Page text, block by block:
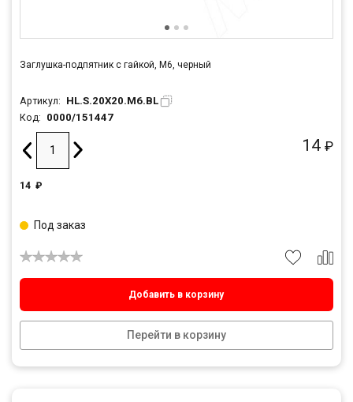
Заглушка-подпятник с гайкой, М6, черный
Артикул: HL.S.20X20.M6.BL
Код: 0000/151447
14 ₽
14 ₽
Добавить в корзину
Перейти в корзину
Под заказ